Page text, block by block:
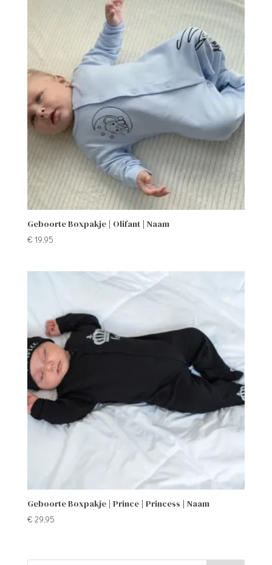
Geboorte Boxpakje | Olifant | Naam
€ 19,95
Geboorte Boxpakje | Prince | Princess | Naam
€ 29,95